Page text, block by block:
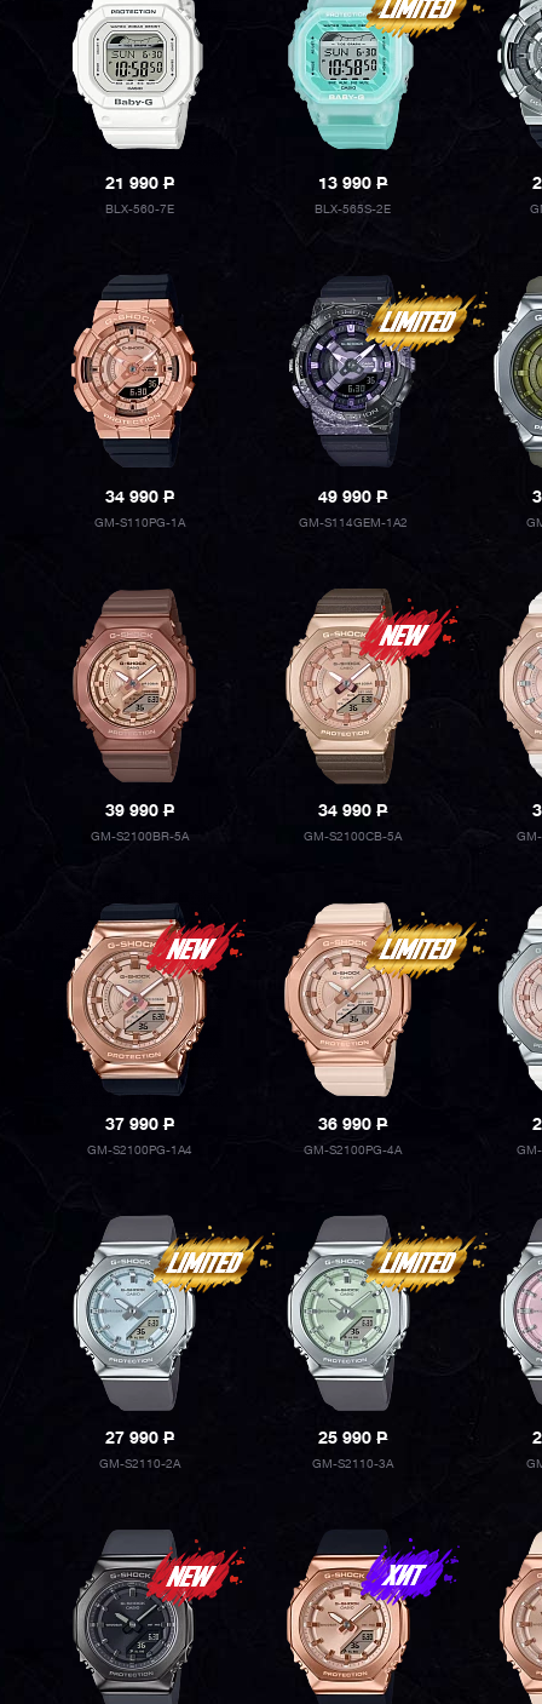
21 990P
BLX-560-7E
13 990P
BLX-565S-2E
34 990P
GM-S110PG-1A
49 990P
GM-S114GEM-1A2
39 990P
GM-S2100BR-5A
34 990P
GM-S2100CB-5A
37 990P
GM-S2100PG-1A4
36 990P
GM-S2100PG-4A
27 990P
GM-S2110-2A
25 990P
GM-S2110-3A